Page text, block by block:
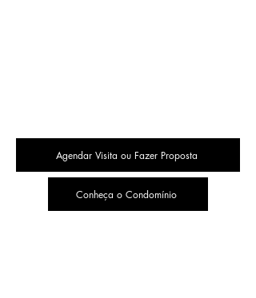
Agendar Visita ou Fazer Proposta
Conheça o Condomínio